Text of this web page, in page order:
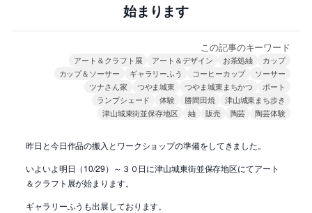
始まります
この記事のキーワード
アート＆クラフト展 アート＆デザイン お茶処紬
カップ
カップ＆ソーサー
ギャラリーふう コーヒーカップ
ソーサー
ツナさん家
つやま城東 つやま城東まちかつ
ポート
ランプシェード
体験 勝間田焼
津山城東まち歩き
津山城東街並保存地区
紬 販売 陶芸 陶芸体験
昨日と今日作品の搬入とワークショップの準備をしてきました。
いよいよ明日（10/29）～３０日に津山城東街並保存地区にてアート
＆クラフト展が始まります。
ギャラリーふうも出展しております。